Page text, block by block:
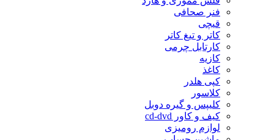
فنر صحافی
قیچی
کاتر و تیغ کاتر
کارتابل چرمی
کازیه
کاغذ
کپی هلدر
کلاسور
کلیپس و گیره دوبل
کیف و کاور cd-dvd
لوازم رومیزی